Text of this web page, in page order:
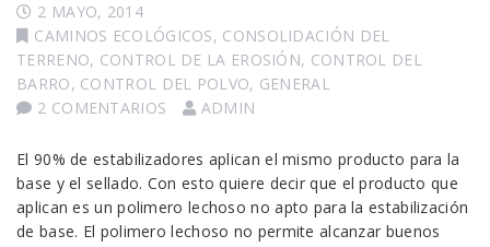
2 MAYO, 2014
CAMINOS ECOLÓGICOS, CONSOLIDACIÓN DEL
TERRENO, CONTROL DE LA EROSIÓN, CONTROL DEL
BARRO, CONTROL DEL POLVO, GENERAL
2 COMENTARIOS
ADMIN
El 90% de estabilizadores aplican el mismo producto para la
base y el sellado. Con esto quiere decir que el producto que
aplican es un polimero lechoso no apto para la estabilización
de base. El polimero lechoso no permite alcanzar buenos